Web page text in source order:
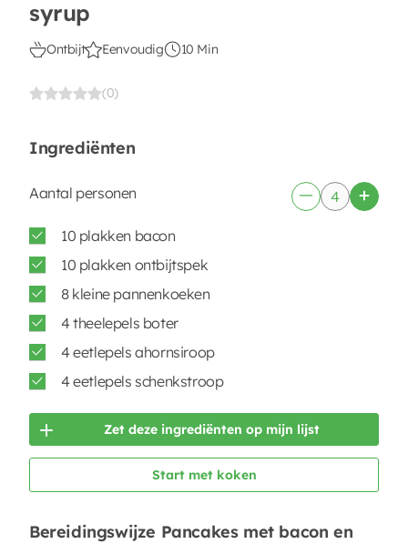
syrup
Ontbijt Eenvoudig 10 Min
(0)
Ingrediënten
Aantal personen
10 plakken bacon
10 plakken ontbijtspek
8 kleine pannenkoeken
4 theelepels boter
4 eetlepels ahornsiroop
4 eetlepels schenkstroop
Zet deze ingrediënten op mijn lijst
Start met koken
Bereidingswijze Pancakes met bacon en